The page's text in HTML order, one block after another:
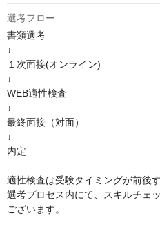
選考フロー
書類選考
↓
１次面接(オンライン)
↓
WEB適性検査
↓
最終面接（対面）
↓
内定
適性検査は受験タイミングが前後
選考プロセス内にて、スキルチェ
ございます。